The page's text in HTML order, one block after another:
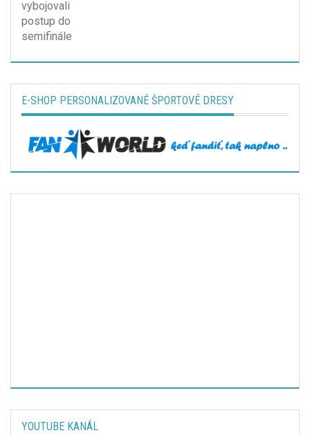
E-SHOP PERSONALIZOVANÉ ŠPORTOVÉ DRESY
YOUTUBE KANÁL